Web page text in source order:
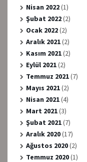
Nisan 2022(1)
Şubat 2022(2)
Ocak 2022(2)
Aralık 2021(2)
Kasım 2021(2)
Eylül 2021(2)
Temmuz 2021(7)
Mayıs 2021(2)
Nisan 2021(4)
Mart 2021(3)
Şubat 2021(7)
Aralık 2020(17)
Ağustos 2020(2)
Temmuz 2020(1)